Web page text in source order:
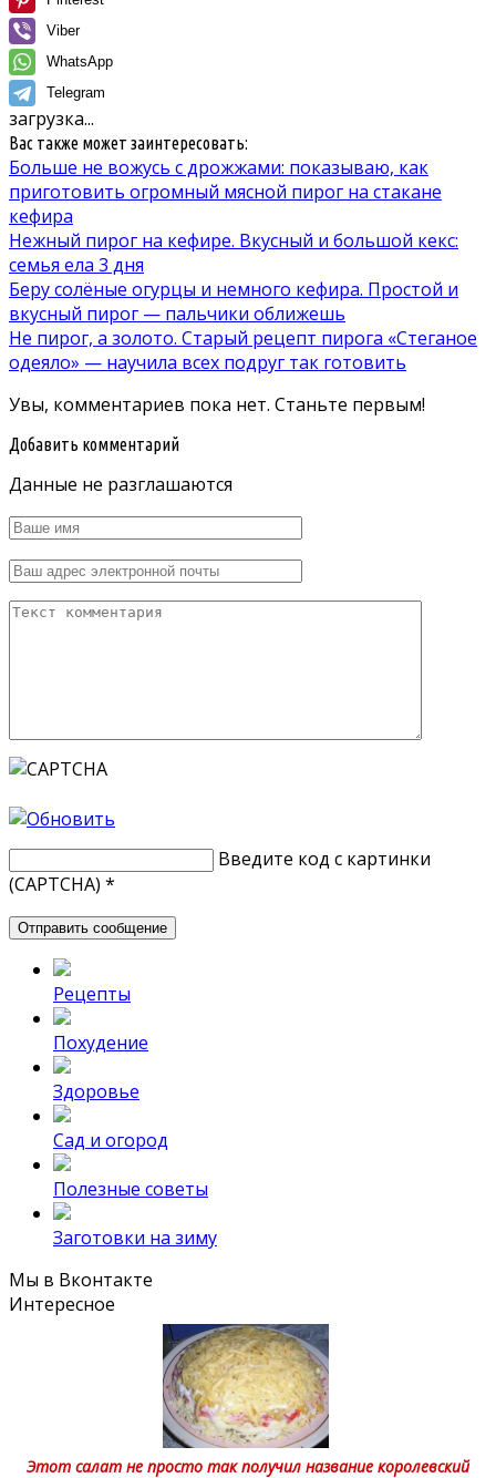
Viber
WhatsApp
Telegram
загрузка...
Вас также может заинтересовать:
Больше не вожусь с дрожжами: показываю, как
приготовить огромный мясной пирог на стакане
кефира
Нежный пирог на кефире. Вкусный и большой кекс:
семья ела 3 дня
Беру солёные огурцы и немного кефира. Простой и
вкусный пирог — пальчики оближешь
Не пирог, а золото. Старый рецепт пирога «Стеганое
одеяло» — научила всех подруг так готовить
Увы, комментариев пока нет. Станьте первым!
Добавить комментарий
Данные не разглашаются
Введите код с картинки
(CAPTCHA) *
Рецепты
Похудение
Здоровье
Сад и огород
Полезные советы
Заготовки на зиму
Мы в Вконтакте
Интересное
Этот салат не просто так получил название королевский